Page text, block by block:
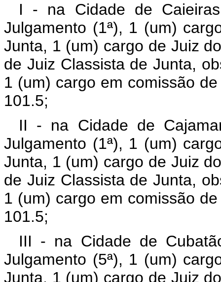
I - na Cidade de
Julgamento (1ª), 1 (um)
Junta, 1 (um) cargo de Juiz
de Juiz Classista de Junta,
1 (um) cargo em comissão
101.5;
II - na Cidade de
Julgamento (1ª), 1 (um)
Junta, 1 (um) cargo de Juiz
de Juiz Classista de Junta,
1 (um) cargo em comissão
101.5;
III - na Cidade de
Julgamento (5ª), 1 (um)
Junta, 1 (um) cargo de Juiz